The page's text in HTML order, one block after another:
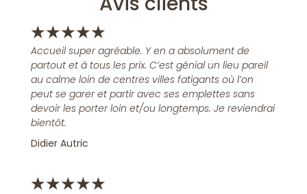
★★★★★
Accueil super agréable. Y en a absolument de
partout et à tous les prix. C’est génial un lieu pareil
au calme loin de centres villes fatigants où l’on
peut se garer et partir avec ses emplettes sans
devoir les porter loin et/ou longtemps. Je reviendrai
bientôt.
Didier Autric
★★★★★